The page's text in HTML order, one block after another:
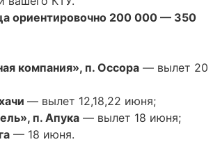
ориентировочно 200 000 — 350
компания», п. Оссора — вылет 20
— вылет 12,18,22 июня;
п. Апука — вылет 18 июня;
— 18 июня.